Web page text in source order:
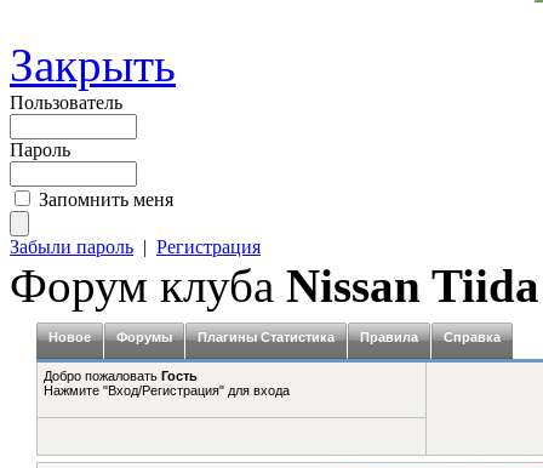
Закрыть
Пользователь
Пароль
Запомнить меня
Забыли пароль | Регистрация
Форум клуба Nissan Tiida
Новое Форумы Плагины Статистика Правила Справка
Добро пожаловать Гость
Нажмите "Вход/Регистрация" для входа